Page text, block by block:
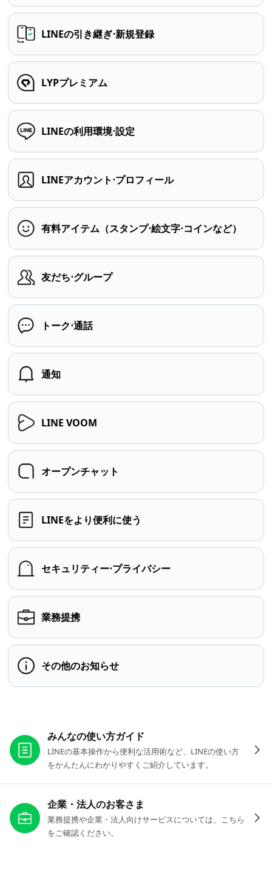
LINEの引き継ぎ⋅新規登録
LYPプレミアム
LINEの利用環境⋅設定
LINEアカウント⋅プロフィール
有料アイテム（スタンプ⋅絵文字⋅コインなど）
友だち⋅グループ
トーク⋅通話
通知
LINE VOOM
オープンチャット
LINEをより便利に使う
セキュリティー⋅プライバシー
業務提携
その他のお知らせ
みんなの使い方ガイド
LINEの基本操作から便利な活用術など、LINEの使い方
をかんたんにわかりやすくご紹介しています。
企業・法人のお客さま
業務提携や企業・法人向けサービスについては、こちら
をご確認ください。